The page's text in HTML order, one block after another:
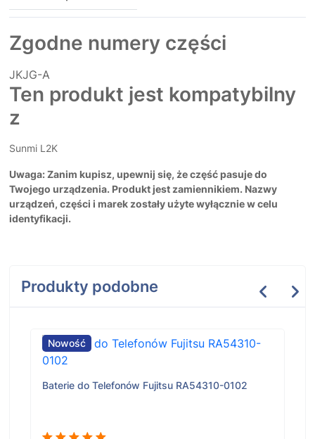
Zgodne numery części
JKJG-A
Ten produkt jest kompatybilny
z
Sunmi L2K
Uwaga: Zanim kupisz, upewnij się, że część pasuje do
Twojego urządzenia. Produkt jest zamiennikiem. Nazwy
urządzeń, części i marek zostały użyte wyłącznie w celu
identyfikacji.
Produkty podobne
Nowość
Baterie do Telefonów Fujitsu RA54310-0102